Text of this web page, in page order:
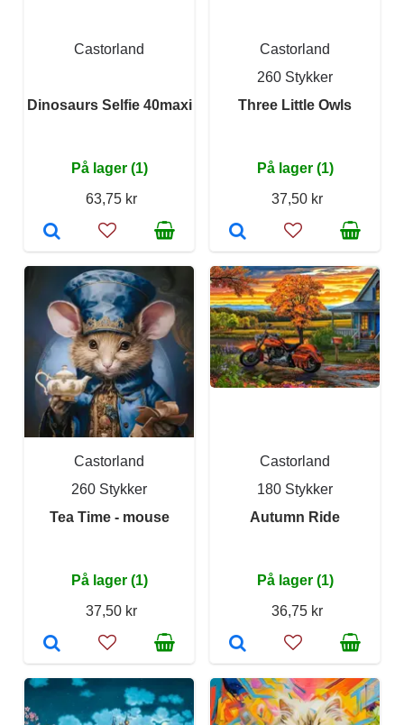
Castorland
Dinosaurs Selfie 40maxi
På lager (1)
63,75 kr
Castorland
260 Stykker
Three Little Owls
På lager (1)
37,50 kr
Castorland
260 Stykker
Tea Time - mouse
På lager (1)
37,50 kr
Castorland
180 Stykker
Autumn Ride
På lager (1)
36,75 kr